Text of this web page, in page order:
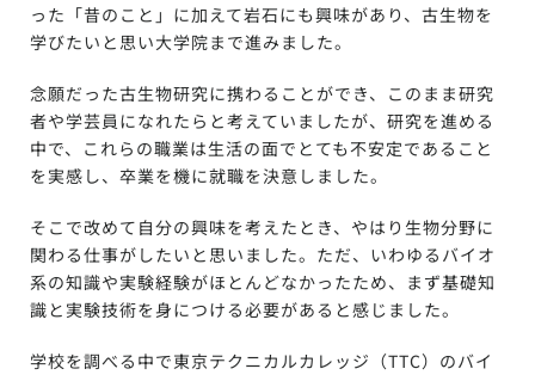
った「昔のこと」に加えて岩石にも興味があり、古生物を
学びたいと思い大学院まで進みました。
念願だった古生物研究に携わることができ、このまま研究
者や学芸員になれたらと考えていましたが、研究を進める
中で、これらの職業は生活の面でとても不安定であること
を実感し、卒業を機に就職を決意しました。
そこで改めて自分の興味を考えたとき、やはり生物分野に
関わる仕事がしたいと思いました。ただ、いわゆるバイオ
系の知識や実験経験がほとんどなかったため、まず基礎知
識と実験技術を身につける必要があると感じました。
学校を調べる中で東京テクニカルカレッジ（TTC）のバイ